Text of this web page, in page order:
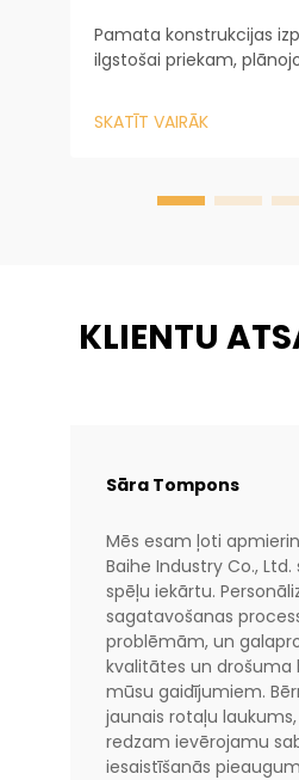
Pamata konstrukcijas
ilgstošai priekam,
iekārtas uzstādīšanu.
konstrukcija nosaka
SKATĪT VAIRĀK
KLIENTU
Sāra Tompons
Mēs esam ļoti
Baihe Industry Co.,
spēļu iekārtu.
sagatavošanas
problēmām, un
kvalitātes un drošuma
mūsu gaidījumiem.
jaunais rotaļu
redzam ievērojamu
iesaistīšanās